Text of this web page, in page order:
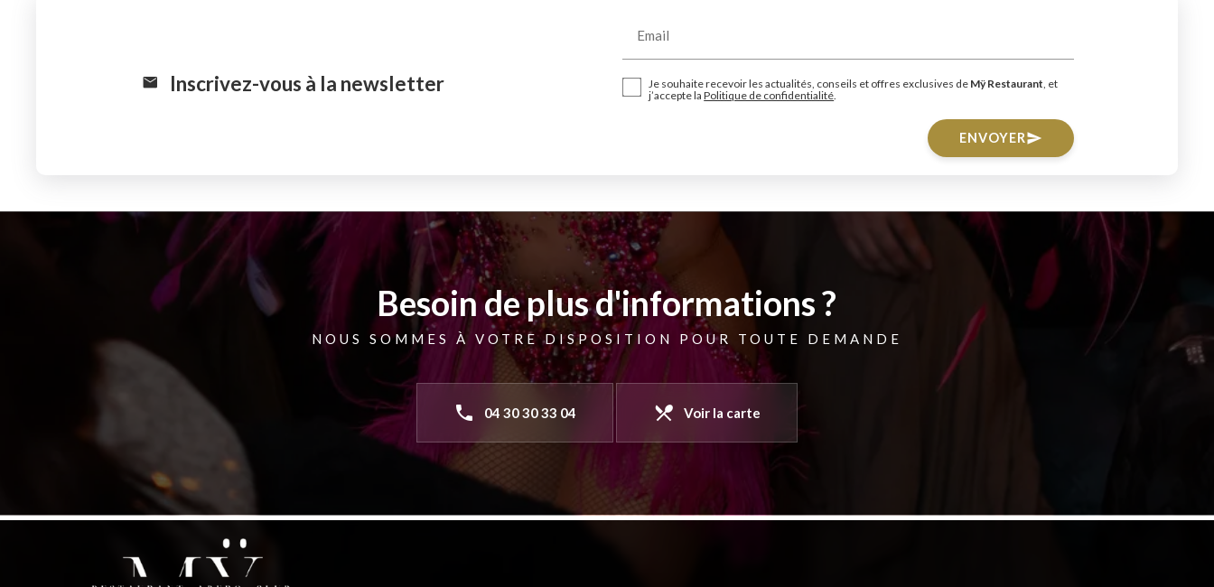
Inscrivez-vous à la newsletter
Email
Je souhaite recevoir les actualités, conseils et offres exclusives de Mÿ Restaurant, et
j’accepte laPolitique de confidentialité.
ENVOYERsend
Besoin de plus d'informations ?
NOUS SOMMES À VOTRE DISPOSITION POUR TOUTE DEMANDE
phone 04 30 30 33 04 local_dining Voir la carte